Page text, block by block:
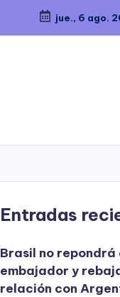
jue., 6 ago.
Entradas
Brasil no repondrá
embajador y
relación con